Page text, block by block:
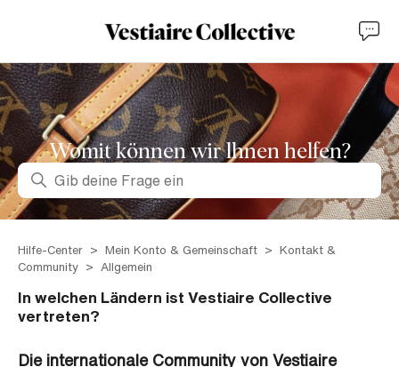
Womit können wir lhnen helfen?
Suche
Hilfe-Center Mein Konto & Gemeinschaft
Kontakt &
Community
Allgemein
In welchen Ländern ist Vestiaire Collective
vertreten?
Die internationale Community von Vestiaire